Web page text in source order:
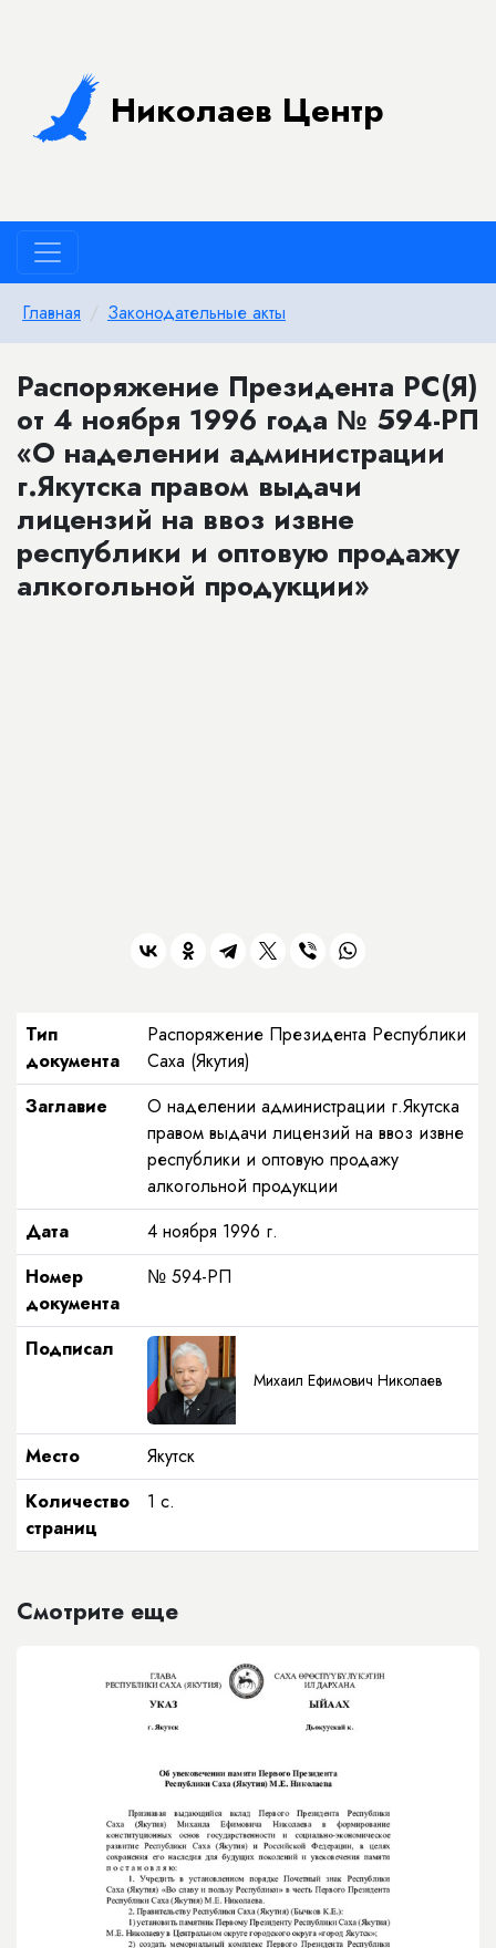
Николаев Центр
Главная Законодательные акты
Распоряжение Президента РС(Я)
от 4 ноября 1996 года № 594-РП
«О наделении администрации
г.Якутска правом выдачи
лицензий на ввоз извне
республики и оптовую продажу
алкогольной продукции»
Тип
документа
Распоряжение Президента Республики
Саха (Якутия)
Заглавие
О наделении администрации г.Якутска
правом выдачи лицензий на ввоз извне
республики и оптовую продажу
алкогольной продукции
Дата
4 ноября 1996 г.
Номер
документа
№ 594-РП
Подписал
Михаил Ефимович Николаев
Место
Якутск
Количество
страниц
1 с.
Смотрите еще